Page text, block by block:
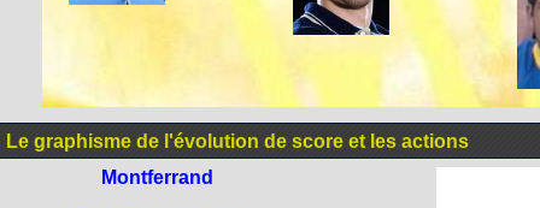
Le graphisme de l'évolution de score et les actions
Montferrand